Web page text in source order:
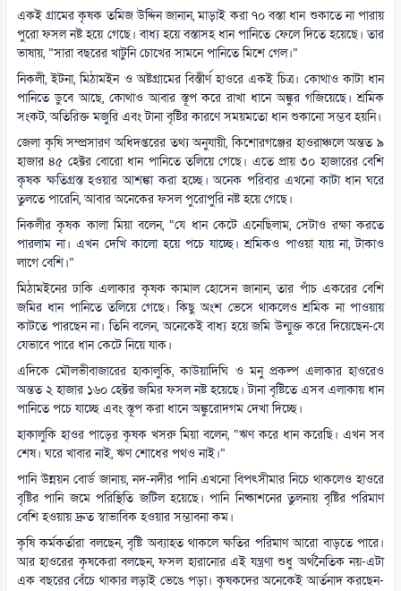
একই গ্রামের কৃষক তমিজ উদ্দিন জানান, মাড়াই করা ৭০ বস্তা ধান শুকাতে না পারায়
পুরো ফসল নষ্ট হয়ে গেছে। বাধ্য হয়ে বস্তাসহ ধান পানিতে ফেলে দিতে হয়েছে। তার
ভাষায়, “সারা বছরের খাটুনি চোখের সামনে পানিতে মিশে গেল।”
নিকলী, ইটনা, মিঠামইন ও অষ্টগ্রামের বিস্তীর্ণ হাওরে একই চিত্র। কোথাও কাটা ধান
পানিতে ডুবে আছে, কোথাও আবার স্তূপ করে রাখা ধানে অঙ্কুর গজিয়েছে। শ্রমিক
সংকট, অতিরিক্ত মজুরি এবং টানা বৃষ্টির কারণে সময়মতো ধান শুকানো সম্ভব হয়নি।
জেলা কৃষি সম্প্রসারণ অধিদপ্তরের তথ্য অনুযায়ী, কিশোরগঞ্জের হাওরাঞ্চলে অন্তত ৯
হাজার ৪৫ হেক্টর বোরো ধান পানিতে তলিয়ে গেছে। এতে প্রায় ৩০ হাজারের বেশি
কৃষক ক্ষতিগ্রস্ত হওয়ার আশঙ্কা করা হচ্ছে। অনেক পরিবার এখনো কাটা ধান ঘরে
তুলতে পারেনি, আবার অনেকের ফসল পুরোপুরি নষ্ট হয়ে গেছে।
নিকলীর কৃষক কালা মিয়া বলেন, “যে ধান কেটে এনেছিলাম, সেটাও রক্ষা করতে
পারলাম না। এখন দেখি কালো হয়ে পচে যাচ্ছে। শ্রমিকও পাওয়া যায় না, টাকাও
লাগে বেশি।”
মিঠামইনের ঢাকি এলাকার কৃষক কামাল হোসেন জানান, তার পাঁচ একরের বেশি
জমির ধান পানিতে তলিয়ে গেছে। কিছু অংশ ভেসে থাকলেও শ্রমিক না পাওয়ায়
কাটতে পারছেন না। তিনি বলেন, অনেকেই বাধ্য হয়ে জমি উন্মুক্ত করে দিয়েছেন-যে
যেভাবে পারে ধান কেটে নিয়ে যাক।
এদিকে মৌলভীবাজারের হাকালুকি, কাউয়াদিঘি ও মনু প্রকল্প এলাকার হাওরেও
অন্তত ২ হাজার ১৬০ হেক্টর জমির ফসল নষ্ট হয়েছে। টানা বৃষ্টিতে এসব এলাকায় ধান
পানিতে পচে যাচ্ছে এবং স্তূপ করা ধানে অঙ্কুরোদগম দেখা দিচ্ছে।
হাকালুকি হাওর পাড়ের কৃষক খসরু মিয়া বলেন, “ঋণ করে ধান করেছি। এখন সব
শেষ। ঘরে খাবার নাই, ঋণ শোধের পথও নাই।”
পানি উন্নয়ন বোর্ড জানায়, নদ-নদীর পানি এখনো বিপৎসীমার নিচে থাকলেও হাওরে
বৃষ্টির পানি জমে পরিস্থিতি জটিল হয়েছে। পানি নিষ্কাশনের তুলনায় বৃষ্টির পরিমাণ
বেশি হওয়ায় দ্রুত স্বাভাবিক হওয়ার সম্ভাবনা কম।
কৃষি কর্মকর্তারা বলছেন, বৃষ্টি অব্যাহত থাকলে ক্ষতির পরিমাণ আরো বাড়তে পারে।
আর হাওরের কৃষকেরা বলছেন, ফসল হারানোর এই যন্ত্রণা শুধু অর্থনৈতিক নয়-এটা
এক বছরের বেঁচে থাকার লড়াই ভেঙে পড়া। কৃষকদের অনেকেই আর্তনাদ করছেন-